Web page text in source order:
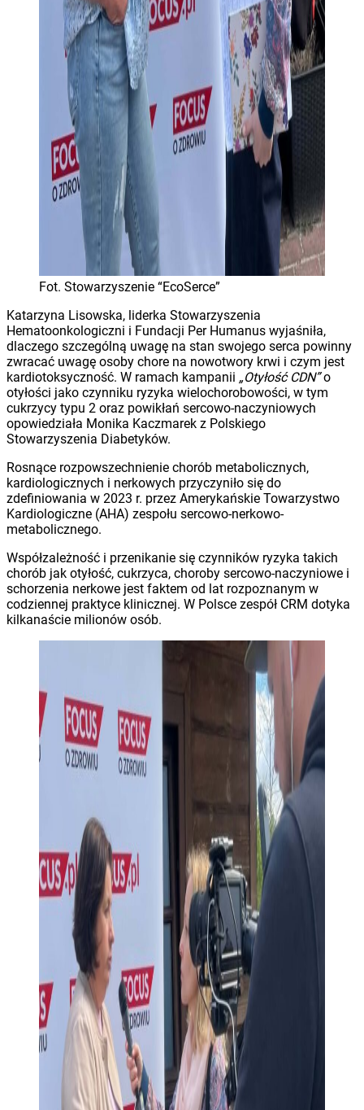
Fot. Stowarzyszenie “EcoSerce”
Katarzyna Lisowska, liderka Stowarzyszenia
Hematoonkologiczni i Fundacji Per Humanus wyjaśniła,
dlaczego szczególną uwagę na stan swojego serca powinny
zwracać uwagę osoby chore na nowotwory krwi i czym jest
kardiotoksyczność. W ramach kampanii „Otyłość CDN”o
otyłości jako czynniku ryzyka wielochorobowości, w tym
cukrzycy typu 2 oraz powikłań sercowo-naczyniowych
opowiedziała Monika Kaczmarek z Polskiego
Stowarzyszenia Diabetyków.
Rosnące rozpowszechnienie chorób metabolicznych,
kardiologicznych i nerkowych przyczyniło się do
zdefiniowania w 2023 r. przez Amerykańskie Towarzystwo
Kardiologiczne (AHA) zespołu sercowo-nerkowo-
metabolicznego.
Współzależność i przenikanie się czynników ryzyka takich
chorób jak otyłość, cukrzyca, choroby sercowo-naczyniowe i
schorzenia nerkowe jest faktem od lat rozpoznanym w
codziennej praktyce klinicznej. W Polsce zespół CRM dotyka
kilkanaście milionów osób.